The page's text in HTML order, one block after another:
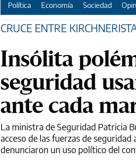
Política Economía Sociedad
CRUCE ENTRE
Insólita
seguridad
ante cada
La ministra de Seguridad Patricia
acceso de las fuerzas de
denunciaron un uso político del